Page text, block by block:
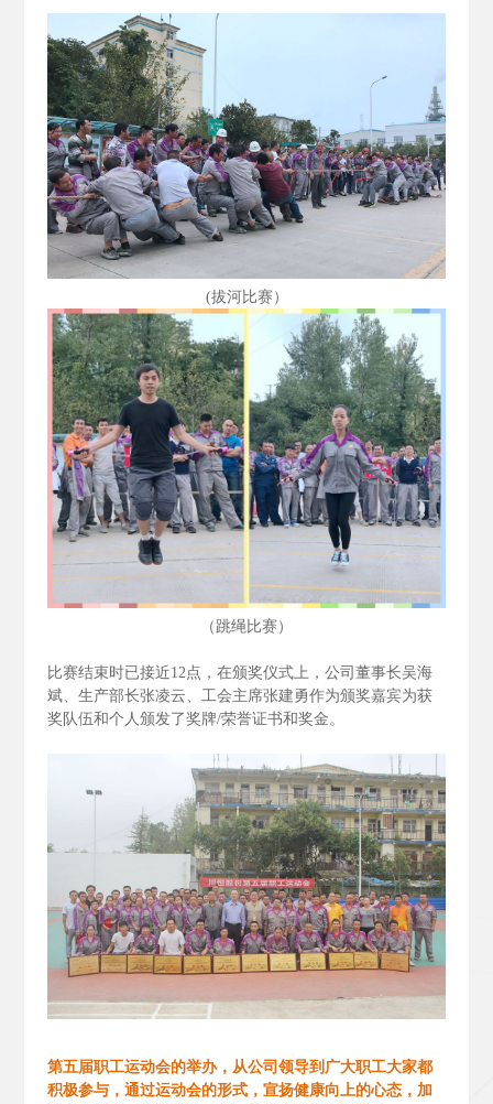
(拔河比赛）
（跳绳比赛）
比赛结束时已接近12点，在颁奖仪式上，公司董事长吴海
斌、生产部长张凌云、工会主席张建勇作为颁奖嘉宾为获
奖队伍和个人颁发了奖牌/荣誉证书和奖金。
第五届职工运动会的举办，从公司领导到广大职工大家都
积极参与，通过运动会的形式，宣扬健康向上的心态，加